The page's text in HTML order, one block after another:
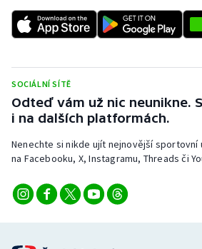
Short track
Stolní tenis
Veslování
Vodní slalom
SOCIÁLNÍ SÍTĚ
Odteď vám už nic neunikne.
i na dalších platformách.
Nenechte si nikde ujít nejnovější sportovní
na Facebooku, X, Instagramu, Threads či